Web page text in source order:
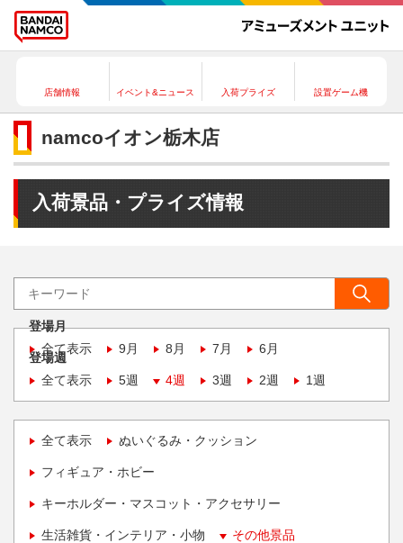
店舗情報 イベント&ニュース 入荷プライズ 設置ゲーム機
namcoイオン栃木店
入荷景品・プライズ情報
登場月
全て表示
9月 8月 7月 6月
登場週
全て表示
5週 4週 3週 2週 1週
全て表示 ぬいぐるみ・クッション
フィギュア・ホビー
キーホルダー・マスコット・アクセサリー
生活雑貨・インテリア・小物 その他景品